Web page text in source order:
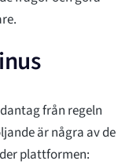
från regeln
är några av de
plattformen: